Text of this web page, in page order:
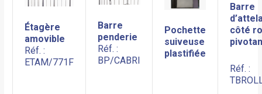
Étagère
amovible
Réf. :
ETAM/771F
Barre
penderie
Réf. :
BP/CABRI
Pochette
suiveuse
plastifiée
Barre
côté
Réf. :